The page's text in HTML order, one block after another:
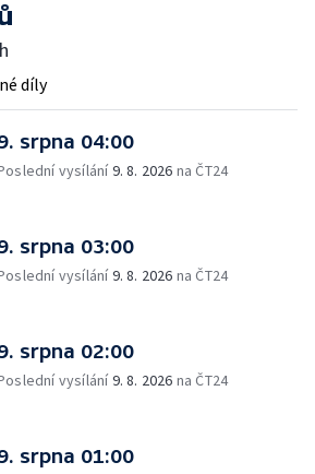
díly
srpna 04:00
vysílání9. 8. 2026 na ČT24
srpna 03:00
vysílání9. 8. 2026 na ČT24
srpna 02:00
vysílání9. 8. 2026 na ČT24
srpna 01:00